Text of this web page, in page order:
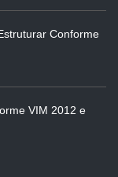
Conforme
VIM 2012 e